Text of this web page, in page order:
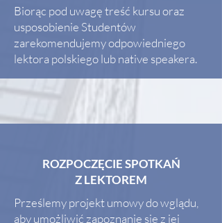
Biorąc pod uwagę treść kursu oraz
usposobienie Studentów
zarekomendujemy odpowiedniego
lektora polskiego lub native speakera.
ROZPOCZĘCIE SPOTKAŃ
Z LEKTOREM
Prześlemy projekt umowy do wglądu,
aby umożliwić zapoznanie się z jej